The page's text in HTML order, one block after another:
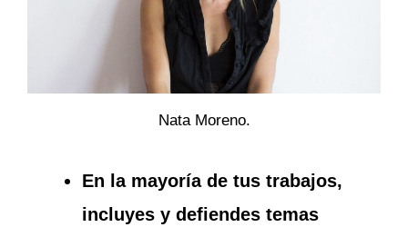
Nata Moreno.
En la mayoría de tus trabajos,
incluyes y defiendes temas